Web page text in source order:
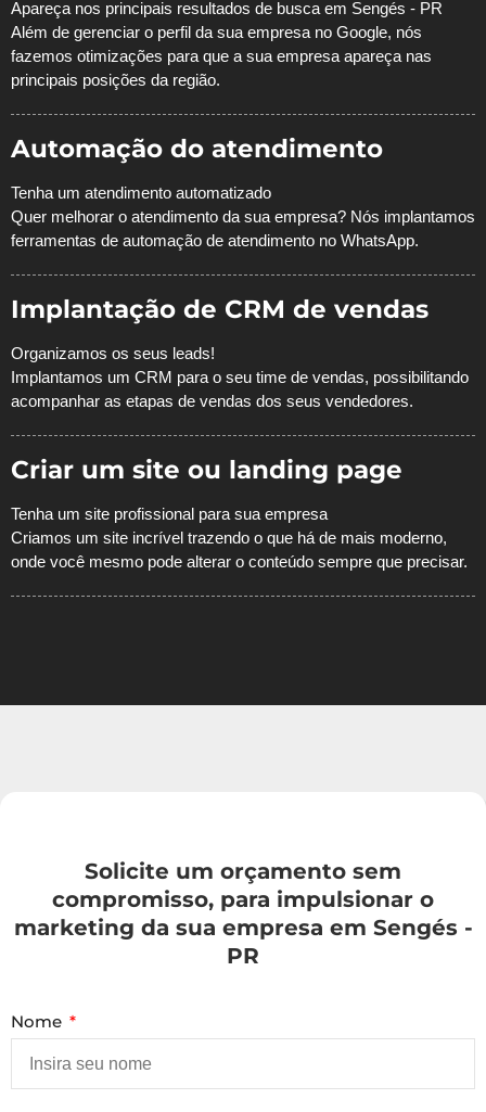
Apareça nos principais resultados de busca em Sengés - PR
Além de gerenciar o perfil da sua empresa no Google, nós
fazemos otimizações para que a sua empresa apareça nas
principais posições da região.
Automação do atendimento
Tenha um atendimento automatizado
Quer melhorar o atendimento da sua empresa? Nós implantamos
ferramentas de automação de atendimento no WhatsApp.
Implantação de CRM de vendas
Organizamos os seus leads!
Implantamos um CRM para o seu time de vendas, possibilitando
acompanhar as etapas de vendas dos seus vendedores.
Criar um site ou landing page
Tenha um site profissional para sua empresa
Criamos um site incrível trazendo o que há de mais moderno,
onde você mesmo pode alterar o conteúdo sempre que precisar.
Solicite um orçamento sem
compromisso, para impulsionar o
marketing da sua empresa em Sengés -
PR
Nome